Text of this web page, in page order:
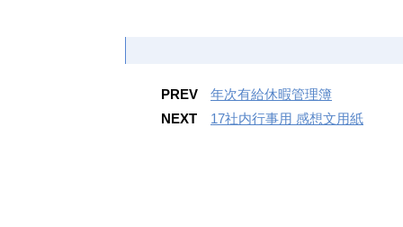
PREV
年次有給休暇管理簿
NEXT
17社内行事用 感想文用紙